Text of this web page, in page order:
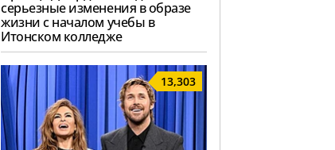
серьезные изменения в образе
жизни с началом учебы в
Итонском колледже
13,303